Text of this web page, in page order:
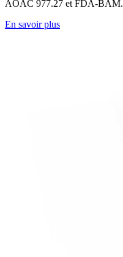
AOAC 977.27 et FDA-BAM.
En savoir plus